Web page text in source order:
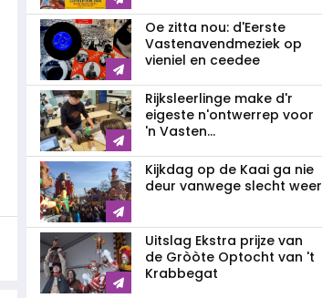
Oe zitta nou: d'Eerste
Vastenavendmeziek op
vieniel en ceedee
Rijksleerlinge make d'r
eigeste n'ontwerrep voor
'n Vasten...
Kijkdag op de Kaai ga nie
deur vanwege slecht weer
Uitslag Ekstra prijze van
de Gròòte Optocht van 't
Krabbegat